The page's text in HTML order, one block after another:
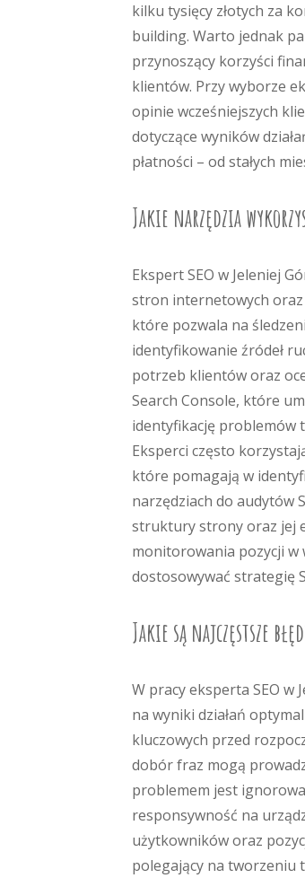
kilku tysięcy złotych za
building. Warto jednak
przynoszący korzyści
klientów. Przy wyborze
opinie wcześniejszych
dotyczące wyników
płatności – od stałych
Jakie narzędzia
Ekspert SEO w Jeleniej
stron internetowych oraz
które pozwala na
identyfikowanie źródeł
potrzeb klientów oraz
Search Console, które
identyfikację problemów
Eksperci często
które pomagają w
narzędziach do audytów
struktury strony oraz jej
monitorowania pozycji w
dostosowywać strategię
Jakie są najczęstsze
W pracy eksperta SEO w
na wyniki działań
kluczowych przed
dobór fraz mogą
problemem jest
responsywność na
użytkowników oraz
polegający na tworzeniu